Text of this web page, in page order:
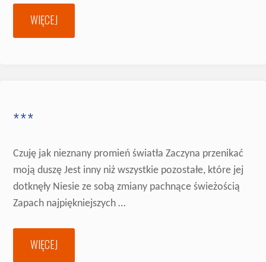
WIĘCEJ
***
Czuję jak nieznany promień światła Zaczyna przenikać
moją duszę Jest inny niż wszystkie pozostałe, które jej
dotknęły Niesie ze sobą zmiany pachnące świeżością
Zapach najpiękniejszych …
WIĘCEJ